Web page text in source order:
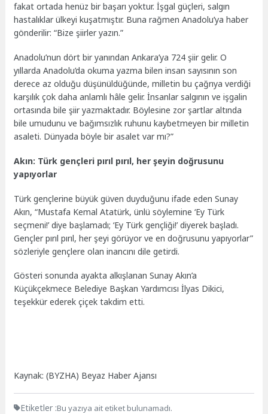
fakat ortada henüz bir başarı yoktur. İşgal güçleri, salgın
hastalıklar ülkeyi kuşatmıştır. Buna rağmen Anadolu’ya haber
gönderilir: “Bize şiirler yazın.”
Anadolu’nun dört bir yanından Ankara’ya 724 şiir gelir. O
yıllarda Anadolu’da okuma yazma bilen insan sayısının son
derece az olduğu düşünüldüğünde, milletin bu çağrıya verdiği
karşılık çok daha anlamlı hâle gelir. İnsanlar salgının ve işgalin
ortasında bile şiir yazmaktadır. Böylesine zor şartlar altında
bile umudunu ve bağımsızlık ruhunu kaybetmeyen bir milletin
asaleti. Dünyada böyle bir asalet var mı?”
Akın: Türk gençleri pırıl pırıl, her şeyin doğrusunu
yapıyorlar
Türk gençlerine büyük güven duyduğunu ifade eden Sunay
Akın, “Mustafa Kemal Atatürk, ünlü söylemine ‘Ey Türk
seçmeni!’ diye başlamadı; ‘Ey Türk gençliği!’ diyerek başladı.
Gençler pırıl pırıl, her şeyi görüyor ve en doğrusunu yapıyorlar”
sözleriyle gençlere olan inancını dile getirdi.
Gösteri sonunda ayakta alkışlanan Sunay Akın’a
Küçükçekmece Belediye Başkan Yardımcısı İlyas Dikici,
teşekkür ederek çiçek takdim etti.
Kaynak: (BYZHA) Beyaz Haber Ajansı
Etiketler :Bu yazıya ait etiket bulunamadı.